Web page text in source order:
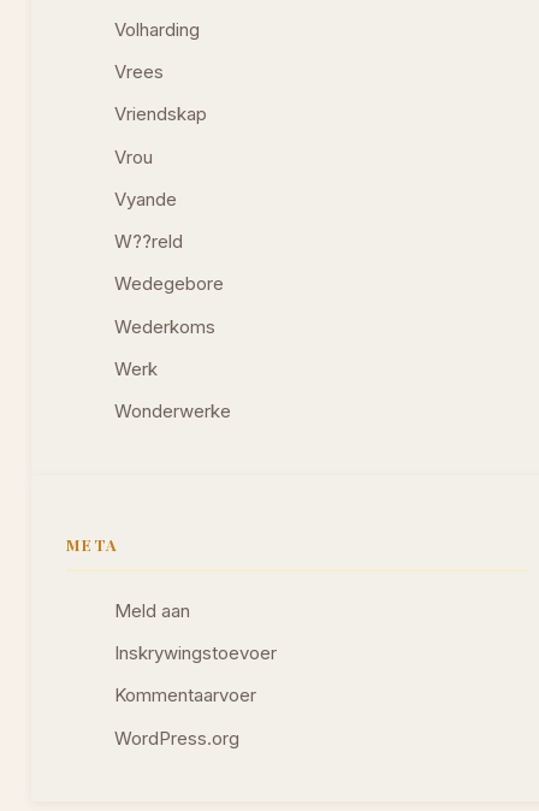
Volharding
Vrees
Vriendskap
Vrou
Vyande
W??reld
Wedegebore
Wederkoms
Werk
Wonderwerke
META
Meld aan
Inskrywingstoevoer
Kommentaarvoer
WordPress.org